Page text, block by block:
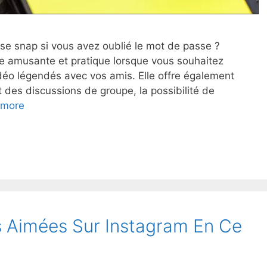
snap si vous avez oublié le mot de passe ?
amusante et pratique lorsque vous souhaitez
légendés avec vos amis. Elle offre également
des discussions de groupe, la possibilité de
Sur Instagram En Ce